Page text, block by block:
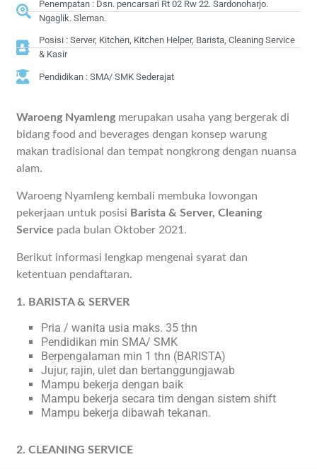
Penempatan : Dsn. pencarsari Rt 02 Rw 22. Sardonoharjo.
Ngaglik. Sleman.
Posisi : Server, Kitchen, Kitchen Helper, Barista, Cleaning Service
& Kasir
Pendidikan : SMA/ SMK Sederajat
Waroeng Nyamleng merupakan usaha yang bergerak di
bidang food and beverages dengan konsep warung
makan tradisional dan tempat nongkrong dengan nuansa
alam.
Waroeng Nyamleng kembali membuka lowongan
pekerjaan untuk posisi Barista & Server, Cleaning
Service pada bulan Oktober 2021.
Berikut informasi lengkap mengenai syarat dan
ketentuan pendaftaran.
1. BARISTA & SERVER
Pria / wanita usia maks. 35 thn
Pendidikan min SMA/ SMK
Berpengalaman min 1 thn (BARISTA)
Jujur, rajin, ulet dan bertanggungjawab
Mampu bekerja dengan baik
Mampu bekerja secara tim dengan sistem shift
Mampu bekerja dibawah tekanan.
2. CLEANING SERVICE